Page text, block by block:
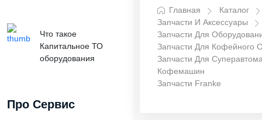
Что такое
Капитальное ТО
оборудования
Про Сервис
Главная
Каталог
Запчасти И Аксессуары
Запчасти Для
Запчасти Для Кофейного
Запчасти Для
Кофемашин
Запчасти Franke